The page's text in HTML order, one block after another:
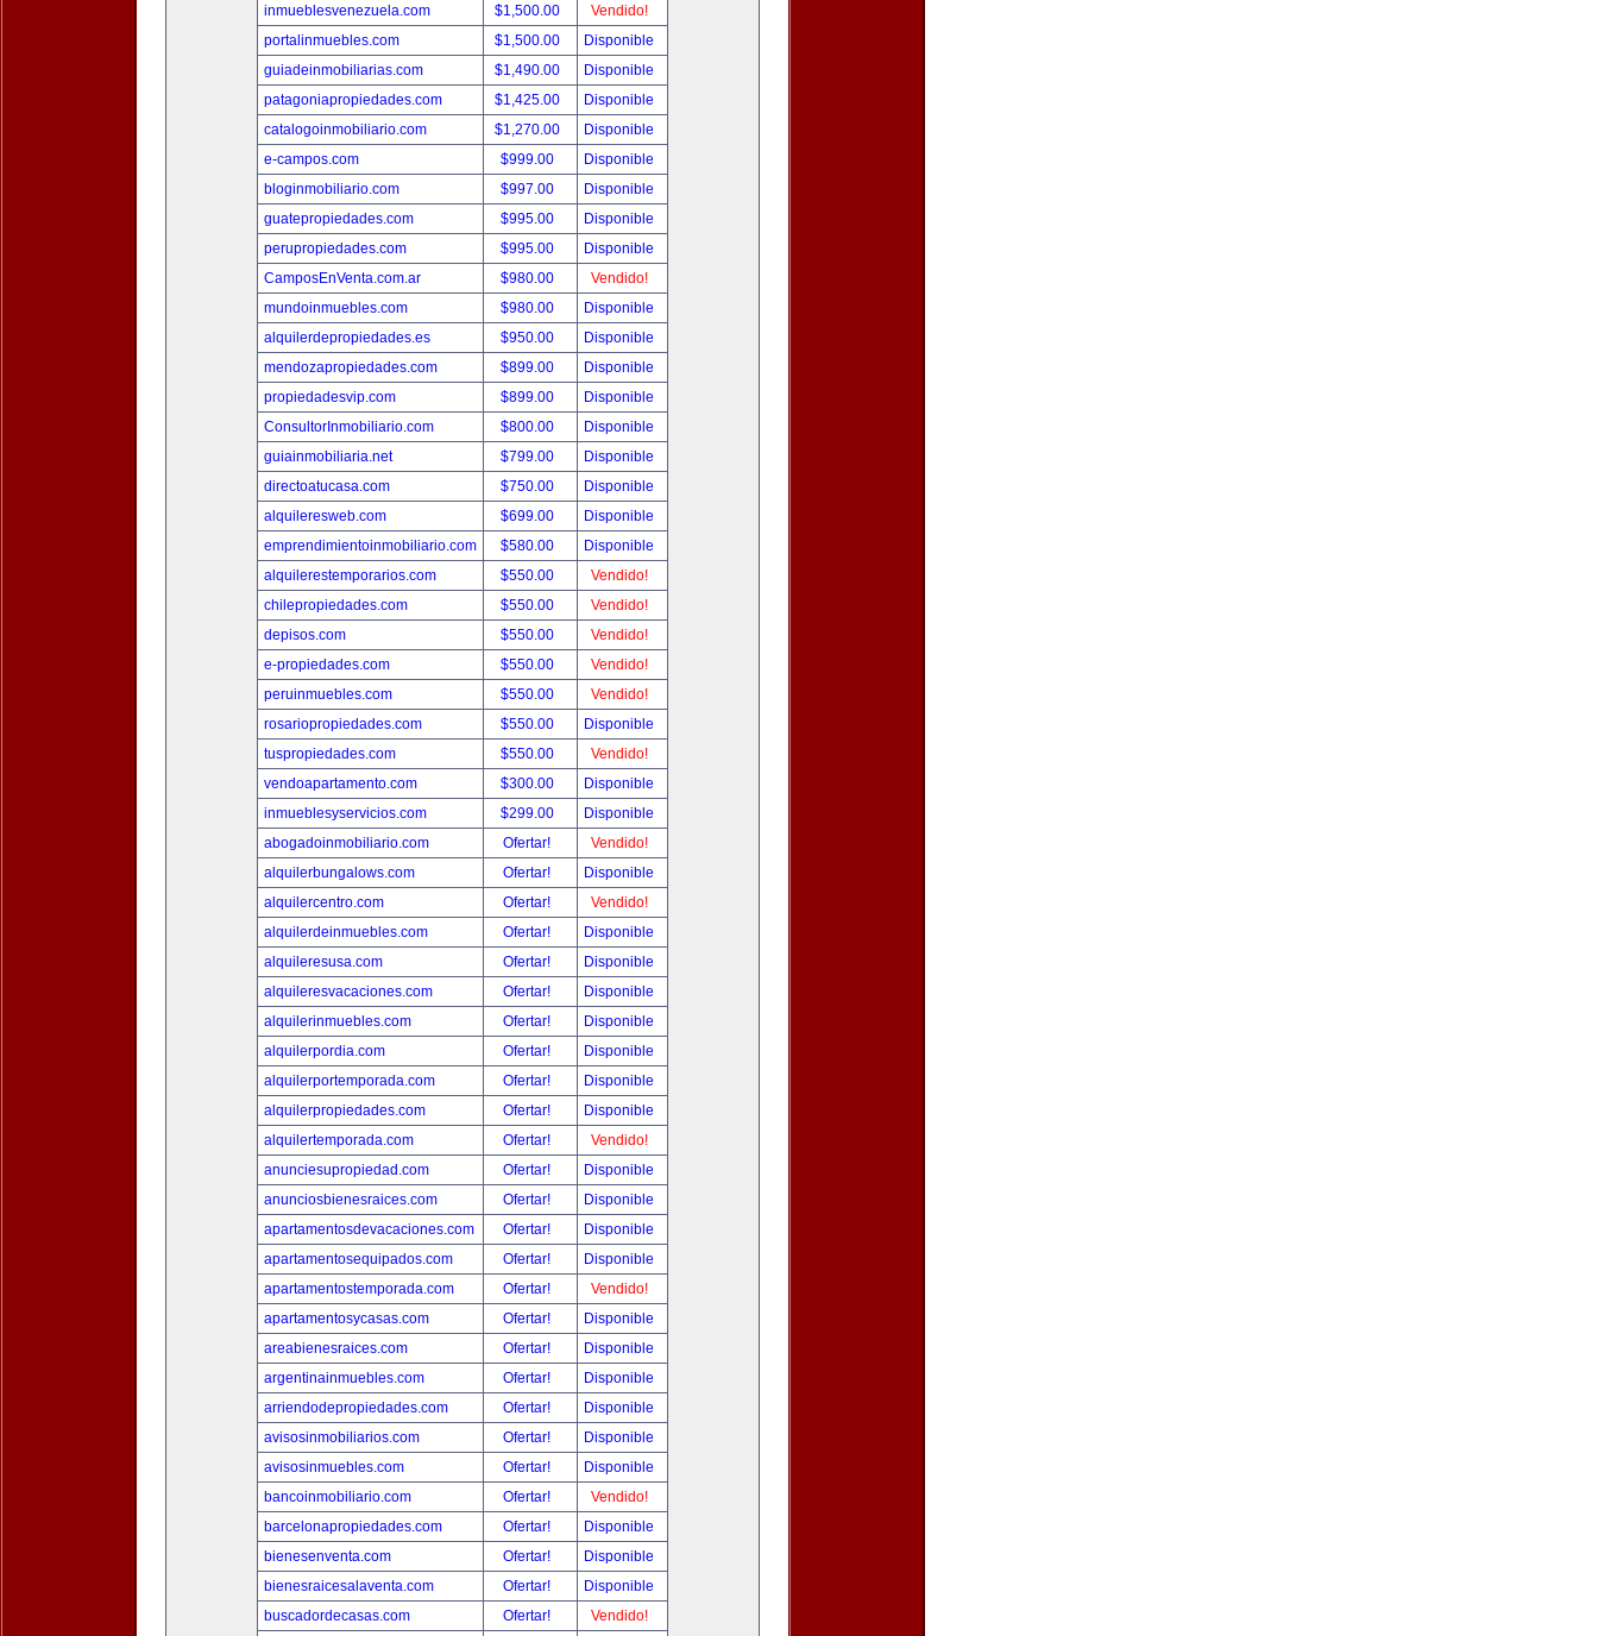
inmueblesvenezuela.com
$1,500.00
Vendido!
portalinmuebles.com
$1,500.00
Disponible
guiadeinmobiliarias.com
$1,490.00
Disponible
patagoniapropiedades.com
$1,425.00
Disponible
catalogoinmobiliario.com
$1,270.00
Disponible
e-campos.com
$999.00
Disponible
bloginmobiliario.com
$997.00
Disponible
guatepropiedades.com
$995.00
Disponible
perupropiedades.com
$995.00
Disponible
CamposEnVenta.com.ar
$980.00
Vendido!
mundoinmuebles.com
$980.00
Disponible
alquilerdepropiedades.es
$950.00
Disponible
mendozapropiedades.com
$899.00
Disponible
propiedadesvip.com
$899.00
Disponible
ConsultorInmobiliario.com
$800.00
Disponible
guiainmobiliaria.net
$799.00
Disponible
directoatucasa.com
$750.00
Disponible
alquileresweb.com
$699.00
Disponible
emprendimientoinmobiliario.com
$580.00
Disponible
alquilerestemporarios.com
$550.00
Vendido!
chilepropiedades.com
$550.00
Vendido!
depisos.com
$550.00
Vendido!
e-propiedades.com
$550.00
Vendido!
peruinmuebles.com
$550.00
Vendido!
rosariopropiedades.com
$550.00
Disponible
tuspropiedades.com
$550.00
Vendido!
vendoapartamento.com
$300.00
Disponible
inmueblesyservicios.com
$299.00
Disponible
abogadoinmobiliario.com
Ofertar!
Vendido!
alquilerbungalows.com
Ofertar!
Disponible
alquilercentro.com
Ofertar!
Vendido!
alquilerdeinmuebles.com
Ofertar!
Disponible
alquileresusa.com
Ofertar!
Disponible
alquileresvacaciones.com
Ofertar!
Disponible
alquilerinmuebles.com
Ofertar!
Disponible
alquilerpordia.com
Ofertar!
Disponible
alquilerportemporada.com
Ofertar!
Disponible
alquilerpropiedades.com
Ofertar!
Disponible
alquilertemporada.com
Ofertar!
Vendido!
anunciesupropiedad.com
Ofertar!
Disponible
anunciosbienesraices.com
Ofertar!
Disponible
apartamentosdevacaciones.com
Ofertar!
Disponible
apartamentosequipados.com
Ofertar!
Disponible
apartamentostemporada.com
Ofertar!
Vendido!
apartamentosycasas.com
Ofertar!
Disponible
areabienesraices.com
Ofertar!
Disponible
argentinainmuebles.com
Ofertar!
Disponible
arriendodepropiedades.com
Ofertar!
Disponible
avisosinmobiliarios.com
Ofertar!
Disponible
avisosinmuebles.com
Ofertar!
Disponible
bancoinmobiliario.com
Ofertar!
Vendido!
barcelonapropiedades.com
Ofertar!
Disponible
bienesenventa.com
Ofertar!
Disponible
bienesraicesalaventa.com
Ofertar!
Disponible
buscadordecasas.com
Ofertar!
Vendido!